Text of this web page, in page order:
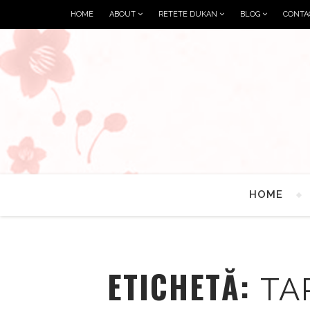
HOME ABOUT RETETE DUKAN BLOG
HOME
ETICHETĂ: